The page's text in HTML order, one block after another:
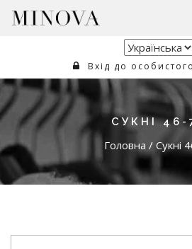
Вхід до
СУКНІ 46-
Головна / Сукні